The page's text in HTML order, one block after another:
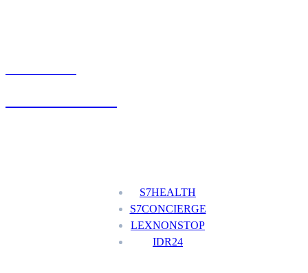
S7HEALTH
S7CONCIERGE
LEXNONSTOP
IDR24